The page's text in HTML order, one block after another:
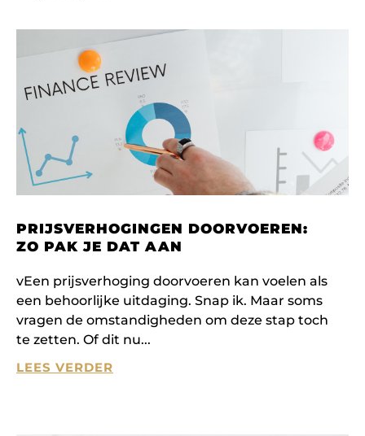
PRIJSVERHOGINGEN DOORVOEREN:
ZO PAK JE DAT AAN
vEen prijsverhoging doorvoeren kan voelen als
een behoorlijke uitdaging. Snap ik. Maar soms
vragen de omstandigheden om deze stap toch
te zetten. Of dit nu
LEES VERDER